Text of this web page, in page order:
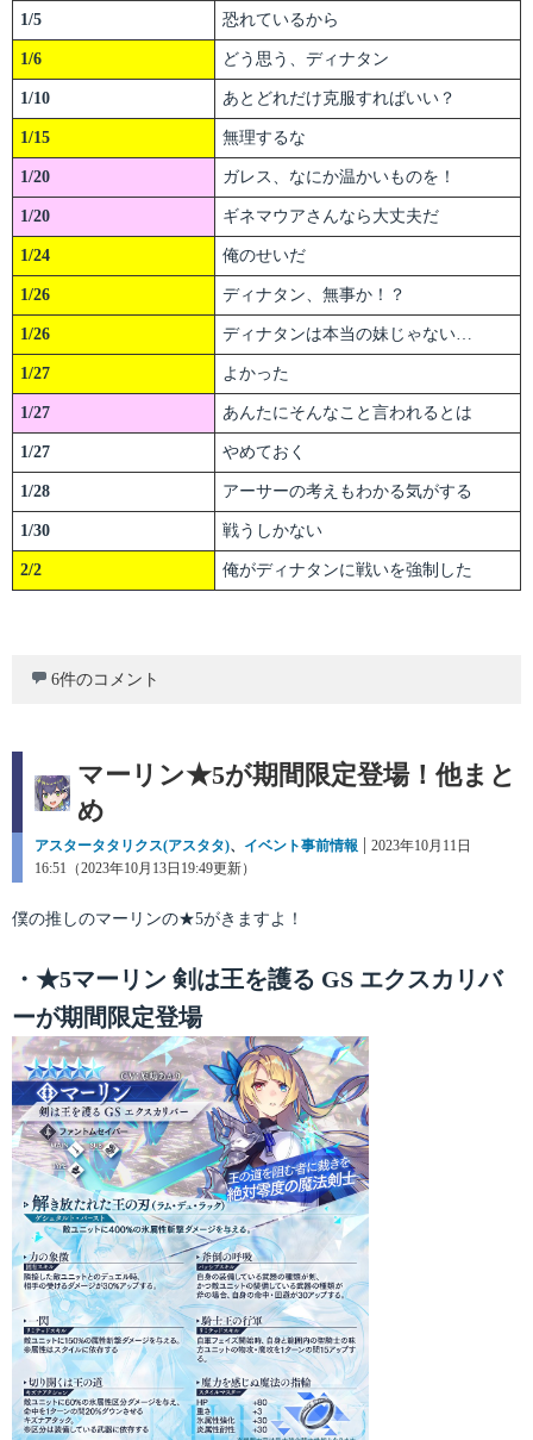
1/5 恐れているから
1/6 どう思う、ディナタン
1/10 あとどれだけ克服すればいい？
1/15 無理するな
1/20 ガレス、なにか温かいものを！
1/20 ギネマウアさんなら大丈夫だ
1/24 俺のせいだ
1/26 ディナタン、無事か！？
1/26 ディナタンは本当の妹じゃない…
1/27 よかった
1/27 あんたにそんなこと言われるとは
1/27 やめておく
1/28 アーサーの考えもわかる気がする
1/30 戦うしかない
2/2 俺がディナタンに戦いを強制した
6件のコメント
マーリン★5が期間限定登場！他まと
め
カ
テ
リ
アスタータタリクス(アスタタ)、 イベント事前情報
投
2023年10月11日
16:51（2023年10月13日19:49更新）
僕の推しのマーリンの★5がきますよ！
・★5マーリン 剣は王を護る GS エクスカリバ
ーが期間限定登場